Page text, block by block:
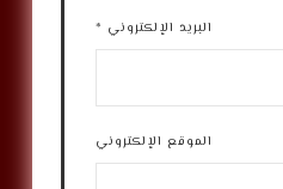
البريد الإلكتروني *
الموقع الإلكتروني